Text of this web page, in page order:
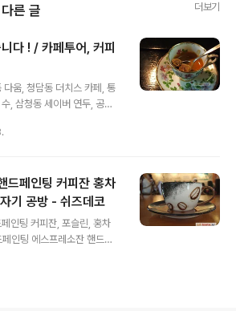
른 글 더보기
다 ! / 카페투어, 커피
움, 청담동 더치스 카페, 통
, 삼청동 세이버 연두, 공덕
,발산동 커피 볶는 제임스,
2월 1일 ; 이후 내용은 수정
년 계획들 가운데 커피/카페
으로 보강하는 구상을 하고
에 담는 시도의 일환으로 외
향 - 보통 그렇게..
페인팅 커피잔 홍차
기 공방 - 쉬즈데코
인팅 커피잔, 포슬린, 홍차
인팅 에스프레소잔 핸드페
, 포슬린도자기 2009년 남